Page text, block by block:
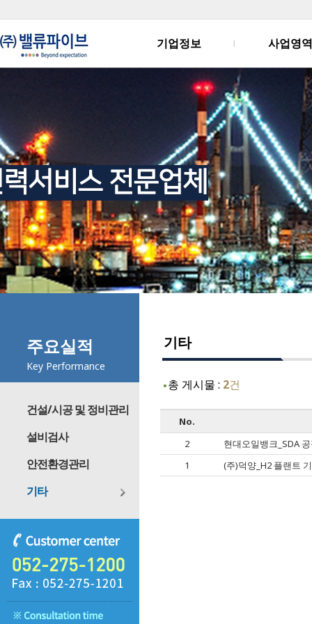
기업정보 사업영역
주요실적
Key Performance
건설/시공 및 정비관리
설비검사
안전환경관리
기타
기타
총 게시물 : 2건
No.
2
현대오일뱅크_SDA
1
(주)덕양_H2 플랜트